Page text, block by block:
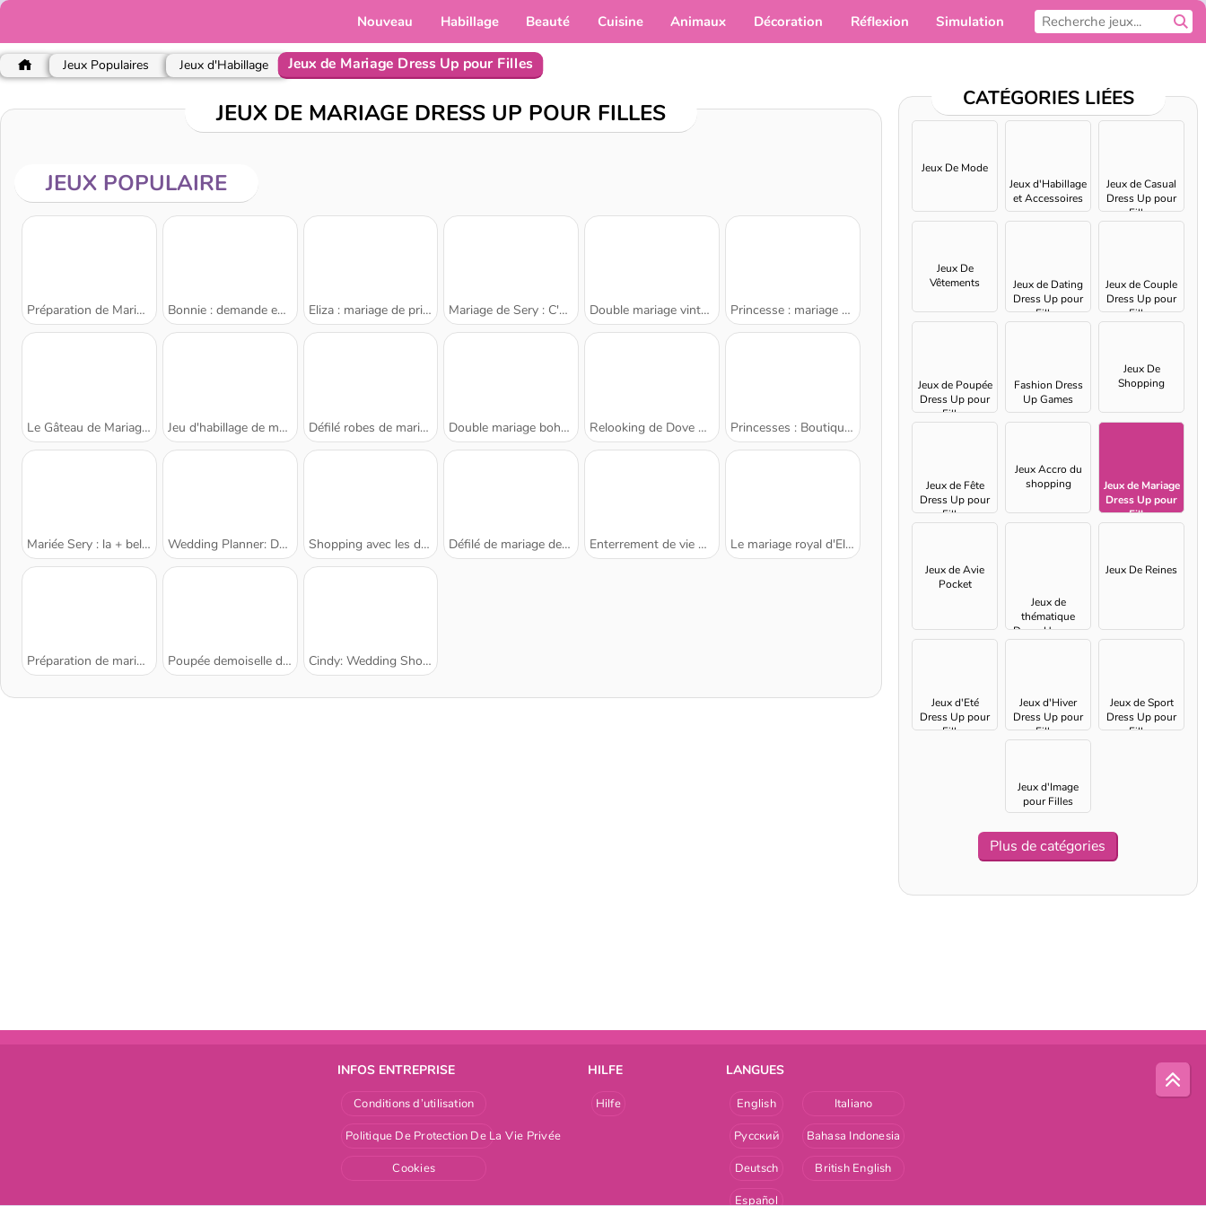
Nouveau Habillage Beauté Cuisine Animaux Décoration Réflexion Simulation
Jeux Populaires Jeux d'Habillage Jeux de Mariage Dress Up pour Filles
JEUX DE MARIAGE DRESS UP POUR FILLES
JEUX POPULAIRE
Préparation de Mariage pour Blondie Bonnie : demande en mariage surprise Eliza : mariage de princesse Mariage de Sery : C'est dans la boîte Double mariage vintage et glamour Princesse : mariage printanier
Le Gâteau de Mariage de la Princesse Jeu d'habillage de mariage Défilé robes de mariées Double mariage bohème Relooking de Dove pour son mariage Princesses : Boutique de Mariage
Mariée Sery : la + belle pour se marier Wedding Planner: Decorate the Perfect Wedding Shopping avec les demoiselles d'honneur Défilé de mariage de Léa Enterrement de vie de jeune fille Le mariage royal d'Ellie
Préparation de mariage de princesse Poupée demoiselle d'honneur Cindy: Wedding Shopping
CATÉGORIES LIÉES
Jeux De Mode
Jeux d'Habillage
et Accessoires
Jeux de Casual
Dress Up pour
Filles
Jeux De
Vêtements
Jeux de Dating
Dress Up pour
Filles
Jeux de Couple
Dress Up pour
Filles
Jeux de Poupée
Dress Up pour
Filles
Fashion Dress
Up Games
Jeux De
Shopping
Jeux de Fête
Dress Up pour
Filles
Jeux Accro du
shopping
Jeux de Mariage
Dress Up pour
Filles
Jeux de Avie
Pocket
Jeux de
thématique
Dress Up pour
Jeux De Reines
Jeux d'Eté
Dress Up pour
Filles
Jeux d'Hiver
Dress Up pour
Filles
Jeux de Sport
Dress Up pour
Filles
Jeux d'Image
pour Filles
Plus de catégories
INFOS ENTREPRISE
Conditions d’utilisation
Politique De Protection De La Vie Privée
Cookies
HILFE
Hilfe
LANGUES
English
Русский
Deutsch
Español
Italiano
Bahasa Indonesia
British English